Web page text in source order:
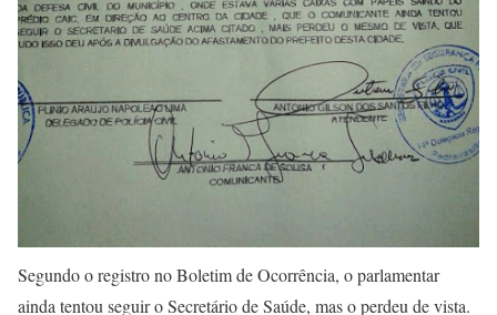
Segundo o registro no Boletim de Ocorrência, o parlamentar
ainda tentou seguir o Secretário de Saúde, mas o perdeu de vista.